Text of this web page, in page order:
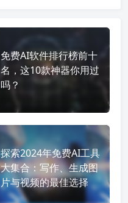
免费AI软件排行榜前十
名，这10款神器你用过
吗？
探索2024年免费AI工具
大集合：写作、生成图
片与视频的最佳选择